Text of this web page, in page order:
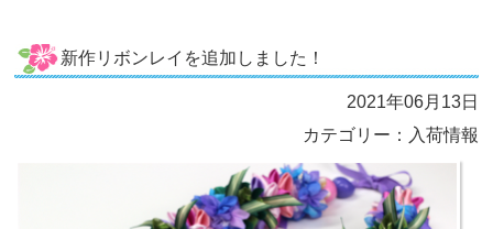
新作リボンレイを追加しました！
2021年06月13日
カテゴリー：入荷情報